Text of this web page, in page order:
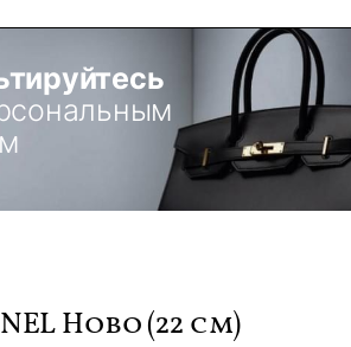
Hobo (22 см)